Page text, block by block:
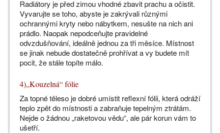
Radiátory je před zimou vhodné zbavit prachu a očistit.
Vyvarujte se toho, abyste je zakrývali různými
ochrannými kryty nebo nábytkem, nesušte na nich ani
prádlo. Naopak nepodceňujte pravidelné
odvzdušňování, ideálně jednou za tři měsíce. Místnost
se jinak nebude dostatečně prohřívat a vy budete mít
pocit, že stále topíte málo.
4)„Kouzelná“ fólie
Za topné těleso je dobré umístit reflexní fólii, která odráží
teplo zpět do místnosti a zabraňuje tepelným ztrátám.
Nejde o žádnou „raketovou vědu“, ale pár korun vám to
ušetří.